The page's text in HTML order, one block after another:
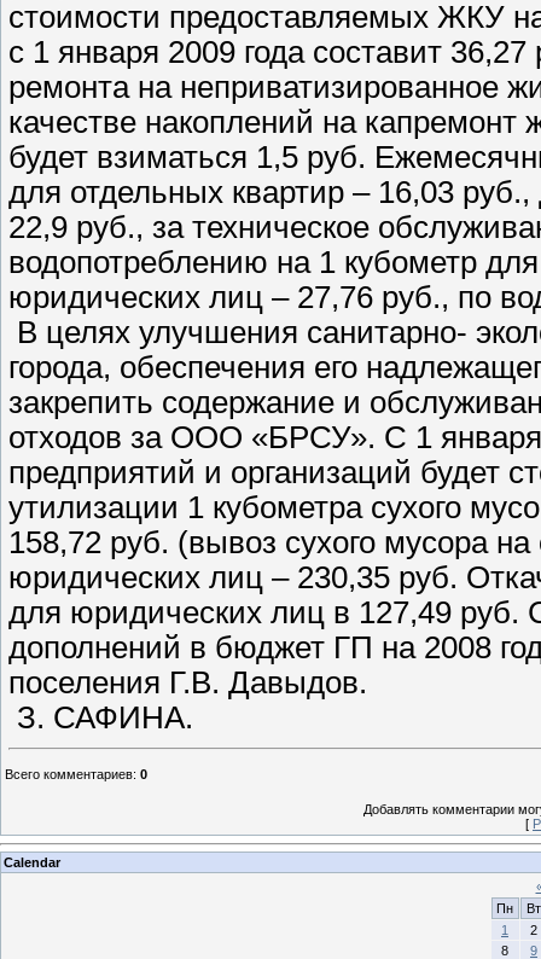
стоимости предоставляемых ЖКУ
с 1 января 2009 года составит
ремонта на неприватизированное
качестве накоплений на капремонт
будет взиматься 1,5 руб.
для отдельных квартир – 16,03
22,9 руб., за техническое
водопотреблению на 1 кубометр
юридических лиц – 27,76 руб., по
В целях улучшения санитарно-
города, обеспечения его
закрепить содержание и
отходов за ООО «БРСУ». С 1
предприятий и организаций будет
утилизации 1 кубометра сухого
158,72 руб. (вывоз сухого мусора
юридических лиц – 230,35 руб.
для юридических лиц в 127,49
дополнений в бюджет ГП на 2008
поселения Г.В. Давыдов.
З. САФИНА.
Всего комментариев: 0
Добавлять комментарии
[
Calendar
Пн
Вт
1
2
8
9